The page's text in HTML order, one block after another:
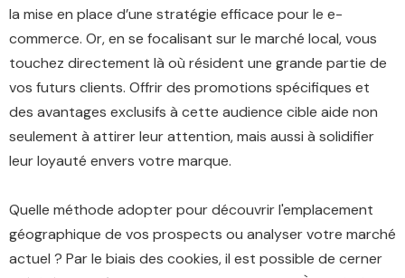
la mise en place d’une stratégie efficace pour le e-
commerce. Or, en se focalisant sur le marché local, vous
touchez directement là où résident une grande partie de
vos futurs clients. Offrir des promotions spécifiques et
des avantages exclusifs à cette audience cible aide non
seulement à attirer leur attention, mais aussi à solidifier
leur loyauté envers votre marque.
Quelle méthode adopter pour découvrir l'emplacement
géographique de vos prospects ou analyser votre marché
actuel ? Par le biais des cookies, il est possible de cerner